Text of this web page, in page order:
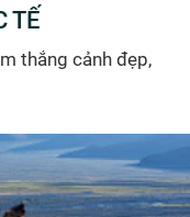
TẾ
thắng cảnh đẹp,